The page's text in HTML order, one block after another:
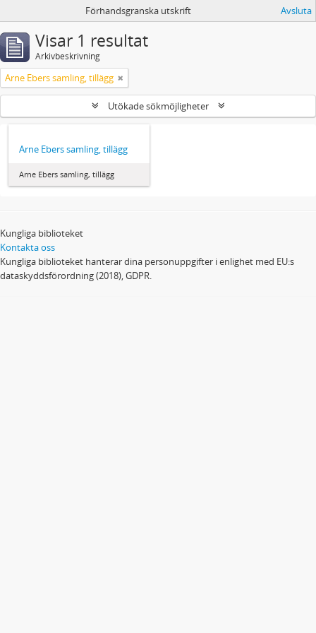
Förhandsgranska utskrift Avsluta
Visar 1 resultat
Arkivbeskrivning
Arne Ebers samling, tillägg
Utökade sökmöjligheter
Arne Ebers samling, tillägg
Arne Ebers samling, tillägg
Kungliga biblioteket
Kontakta oss
Kungliga biblioteket hanterar dina personuppgifter i enlighet med EU:s
dataskyddsförordning (2018), GDPR.